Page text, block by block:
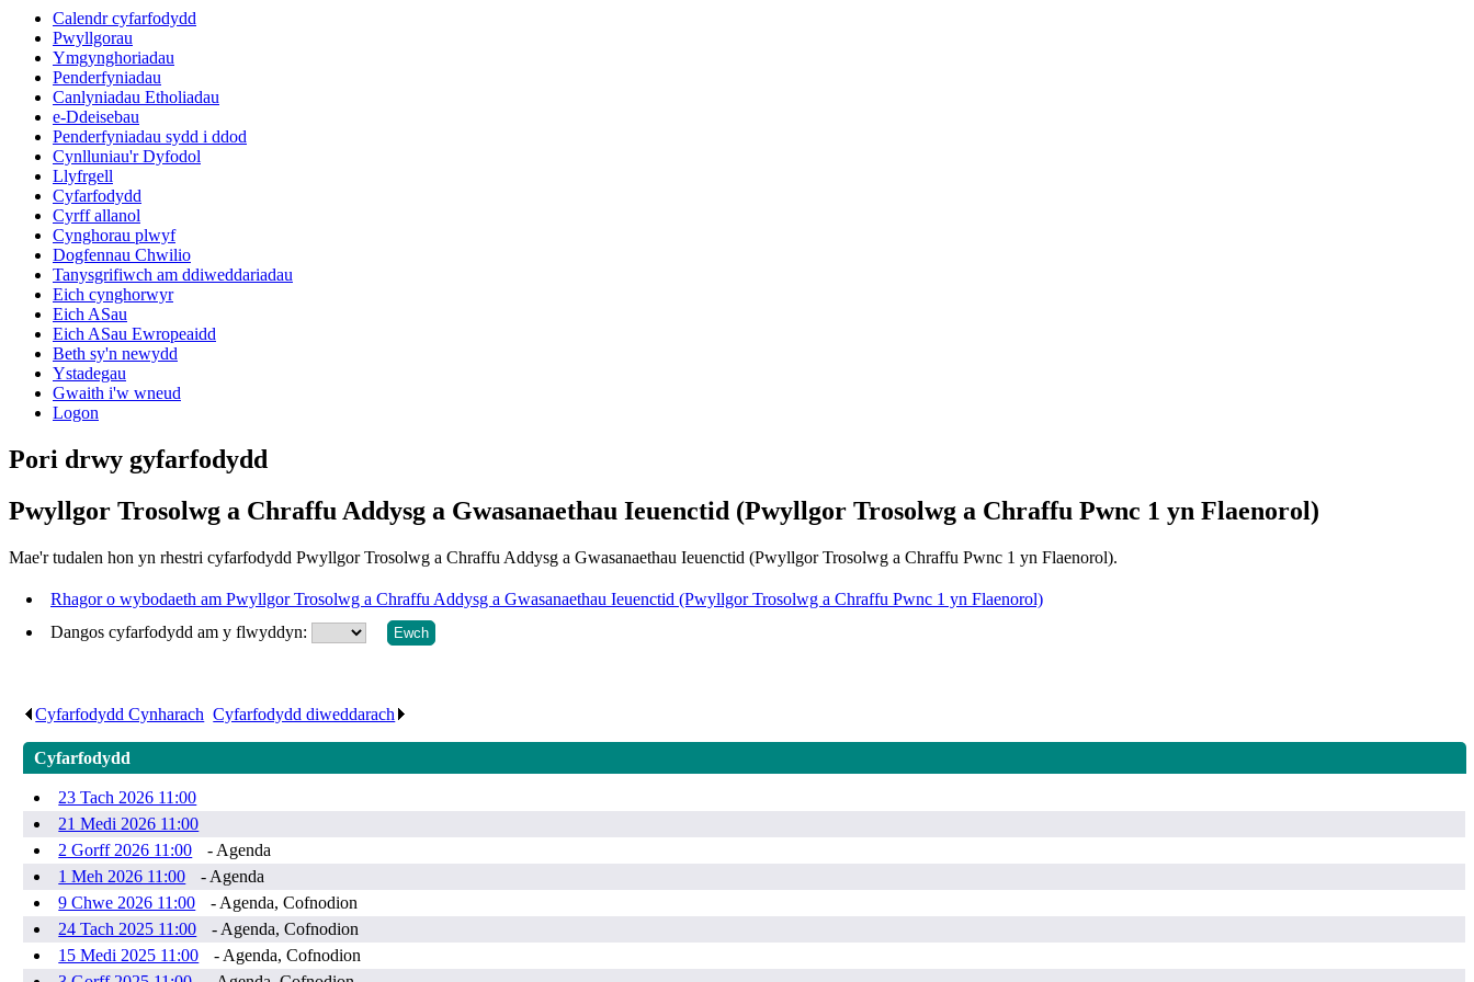
Calendr cyfarfodydd
Pwyllgorau
Ymgynghoriadau
Penderfyniadau
Canlyniadau Etholiadau
e-Ddeisebau
Penderfyniadau sydd i ddod
Cynlluniau'r Dyfodol
Llyfrgell
Cyfarfodydd
Cyrff allanol
Cynghorau plwyf
Dogfennau Chwilio
Tanysgrifiwch am ddiweddariadau
Eich cynghorwyr
Eich ASau
Eich ASau Ewropeaidd
Beth sy'n newydd
Ystadegau
Gwaith i'w wneud
Logon
Pori drwy gyfarfodydd
Pwyllgor Trosolwg a Chraffu Addysg a Gwasanaethau Ieuenctid (Pwyllgor Trosolwg a Chraffu Pwnc 1 yn Flaenorol)
Mae'r tudalen hon yn rhestri cyfarfodydd Pwyllgor Trosolwg a Chraffu Addysg a Gwasanaethau Ieuenctid (Pwyllgor Trosolwg a Chraffu Pwnc 1 yn Flaenorol).
Rhagor o wybodaeth am Pwyllgor Trosolwg a Chraffu Addysg a Gwasanaethau Ieuenctid (Pwyllgor Trosolwg a Chraffu Pwnc 1 yn Flaenorol)
Dangos cyfarfodydd am y flwyddyn:
Cyfarfodydd Cynharach .Cyfarfodydd diweddarach
Cyfarfodydd
23 Tach 2026 11:00
21 Medi 2026 11:00
2 Gorff 2026 11:00
- Agenda
1 Meh 2026 11:00
- Agenda
9 Chwe 2026 11:00
- Agenda, Cofnodion
24 Tach 2025 11:00
- Agenda, Cofnodion
15 Medi 2025 11:00
- Agenda, Cofnodion